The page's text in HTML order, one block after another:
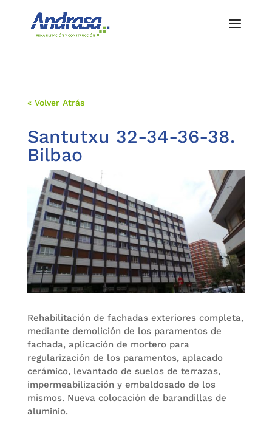
« Volver Atrás
Santutxu 32-34-36-38.
Bilbao
Rehabilitación de fachadas exteriores completa,
mediante demolición de los paramentos de
fachada, aplicación de mortero para
regularización de los paramentos, aplacado
cerámico, levantado de suelos de terrazas,
impermeabilización y embaldosado de los
mismos. Nueva colocación de barandillas de
aluminio.